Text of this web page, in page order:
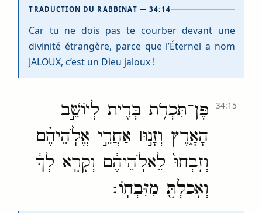
TRADUCTION DU RABBINAT — 34:14
Car tu ne dois pas te courber devant une
divinité étrangère, parce que l’Éternel a nom
JALOUX, c’est un Dieu jaloux !
פֶּן־תִּכְרֹ֥ת בְּרִ֖ית לְיוֹשֵׁ֣ב
הָאָ֑רֶץ וְזָנ֣וּ׀ אַחֲרֵ֣י אֱלֹֽהֵיהֶ֗ם
וְזָבְחוּ֙ לֵאלֹ֣הֵיהֶ֔ם וְקָרָ֣א לְךָ֔
וְאָכַלְתָּ֖ מִזִּבְחֽוֹ׃
34:15